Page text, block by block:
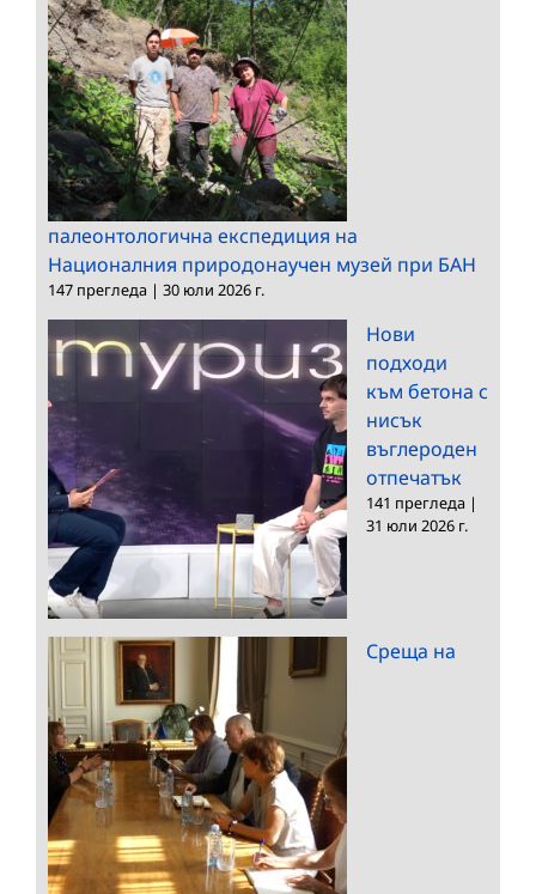
палеонтологична експедиция на
Националния природонаучен музей при БАН
147 прегледа | 30 юли 2026 г.
Нови
подходи
към бетона с
нисък
въглероден
отпечатък
141 прегледа |
31 юли 2026 г.
Среща на